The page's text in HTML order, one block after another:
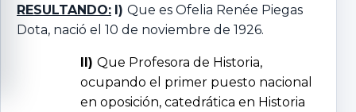
RESULTANDO: I) Que es Ofelia Renée Piegas
Dota, nació el 10 de noviembre de 1926.
II) Que Profesora de Historia,
ocupando el primer puesto nacional
en oposición, catedrática en Historia